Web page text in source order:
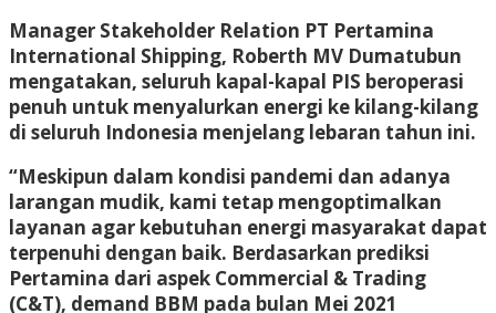
Manager Stakeholder Relation PT Pertamina
International Shipping, Roberth MV Dumatubun
mengatakan, seluruh kapal-kapal PIS beroperasi
penuh untuk menyalurkan energi ke kilang-kilang
di seluruh Indonesia menjelang lebaran tahun ini.
“Meskipun dalam kondisi pandemi dan adanya
larangan mudik, kami tetap mengoptimalkan
layanan agar kebutuhan energi masyarakat dapat
terpenuhi dengan baik. Berdasarkan prediksi
Pertamina dari aspek Commercial & Trading
(C&T), demand BBM pada bulan Mei 2021